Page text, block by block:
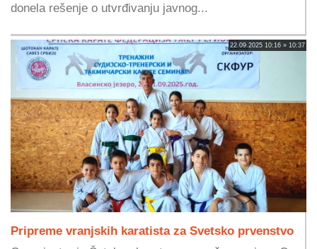
donela rešenje o utvrđivanju javnog...
22.09.2025 10:16 » 10:37
Pripreme vranjskih karatista za Svetsko prvenstvo